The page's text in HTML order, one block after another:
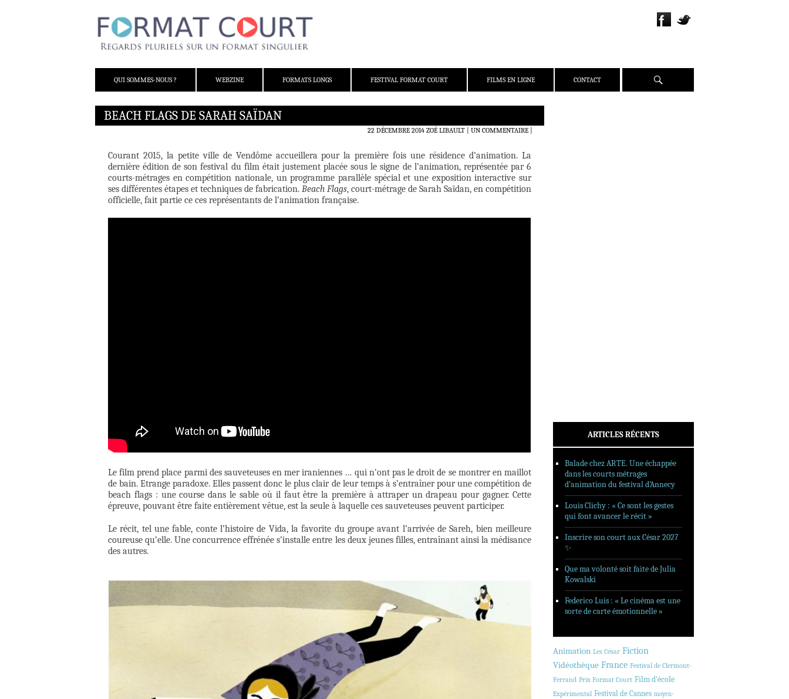
QUI SOMMES-NOUS ?
WEBZINE FORMATS LONGS FESTIVAL FORMAT COURT FILMS EN LIGNE CONTACT Recherche
BEACH FLAGS DE SARAH SAÏDAN
22 DÉCEMBRE 2014 ZOÉ LIBAULT UN COMMENTAIRE|
Courant 2015, la petite ville de Vendôme accueillera pour la première fois une résidence d’animation. La
dernière édition de son festival du film était justement placée sous le signe de l’animation, représentée par 6
courts-métrages en compétition nationale, un programme parallèle spécial et une exposition interactive sur
ses différentes étapes et techniques de fabrication. Beach Flags, court-métrage de Sarah Saïdan, en compétition
officielle, fait partie ce ces représentants de l’animation française.
Le film prend place parmi des sauveteuses en mer iraniennes … qui n’ont pas le droit de se montrer en maillot
de bain. Etrange paradoxe. Elles passent donc le plus clair de leur temps à s’entraîner pour une compétition de
beach flags : une course dans le sable où il faut être la première à attraper un drapeau pour gagner. Cette
épreuve, pouvant être faite entièrement vêtue, est la seule à laquelle ces sauveteuses peuvent participer.
Le récit, tel une fable, conte l’histoire de Vida, la favorite du groupe avant l’arrivée de Sareh, bien meilleure
coureuse qu’elle. Une concurrence effrénée s’installe entre les deux jeunes filles, entraînant ainsi la médisance
des autres.
ARTICLES RÉCENTS
Balade chez ARTE. Une échappée
dans les courts métrages
d’animation du festival d’Annecy
Louis Clichy : « Ce sont les gestes
qui font avancer le récit »
Inscrire son court aux César 2027
✨
Que ma volonté soit faite de Julia
Kowalski
Federico Luis : « Le cinéma est une
sorte de carte émotionnelle »
Animation Les César Fiction
Vidéothèque France Festival de Clermont-
Ferrand Prix Format Court Film d'école
Expérimental Festival de Cannes moyen-